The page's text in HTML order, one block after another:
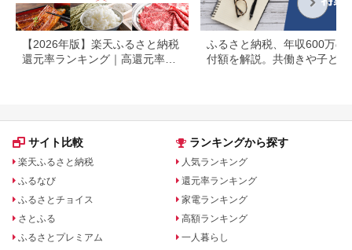
【2026年版】楽天ふるさと納税
還元率ランキング｜高還元率返
ふるさと納税、年収600万の
付額を解説。共働きや子ども
サイト比較
楽天ふるさと納税
ふるなび
ふるさとチョイス
さとふる
ふるさとプレミアム
ランキングから探す
人気ランキング
還元率ランキング
家電ランキング
高額ランキング
一人暮らし